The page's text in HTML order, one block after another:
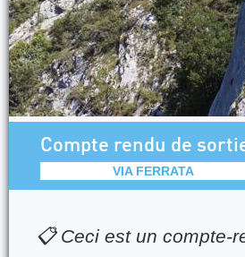
Compte rendu de
VIA FERRATA
📋 Ceci est un compte-